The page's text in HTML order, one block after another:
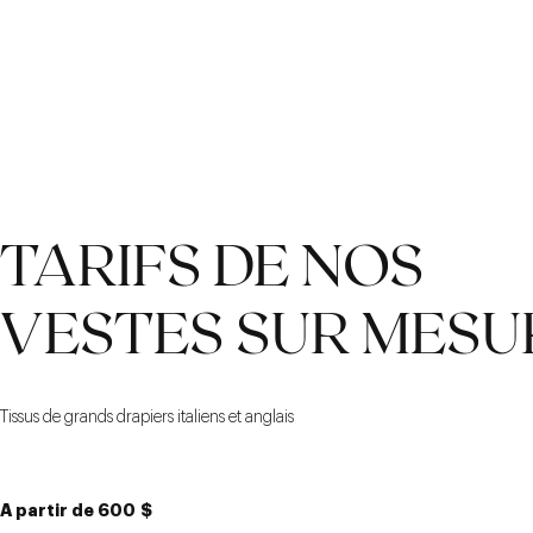
TARIFS DE NOS
VESTES SUR
Tissus de grands drapiers italiens et anglais
A partir de 600 $